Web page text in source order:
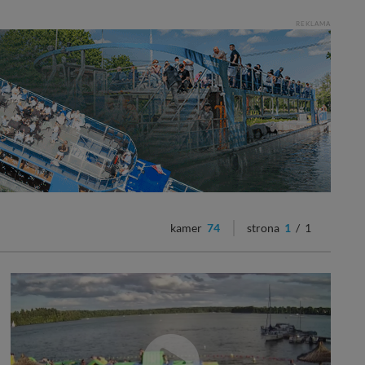
REKLAMA
kamer 74 strona 1 / 1